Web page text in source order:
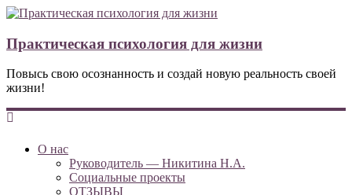
Практическая психология для жизни
Повысь свою осознанность и создай новую реальность своей
жизни!
О нас
Руководитель — Никитина Н.А.
Социальные проекты
ОТЗЫВЫ